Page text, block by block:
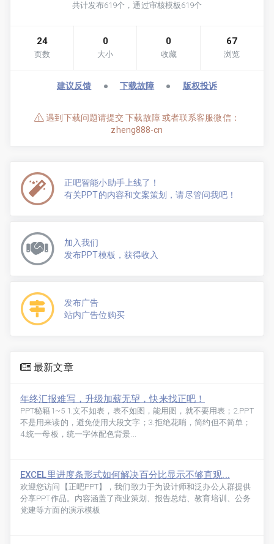
共计发布619个，通过审核模板619个
24
页数
0
大小
0
收藏
67
浏览
建议反馈 ● 下载故障 ● 版权投诉
遇到下载问题请提交 下载故障 或者联系客服微信：
zheng888-cn
正吧智能小助手上线了！
有关PPT的内容和文案策划，请尽管问我吧！
加入我们
发布PPT模板，获得收入
发布广告
站内广告位购买
最新文章
年终汇报难写，升级加薪无望，快来找正吧！
PPT秘籍1~5 1.文不如表，表不如图，能用图，就不要用表；2.PPT
不是用来读的，避免使用大段文字；3.拒绝花哨，简约但不简单；
4.统一母板，统一字体配色背景...
EXCEL里进度条形式如何解决百分比显示不够直观...
欢迎您访问【正吧PPT】，我们致力于为设计师和泛办公人群提供
分享PPT作品。内容涵盖了商业策划、报告总结、教育培训、公务
党建等方面的演示模板